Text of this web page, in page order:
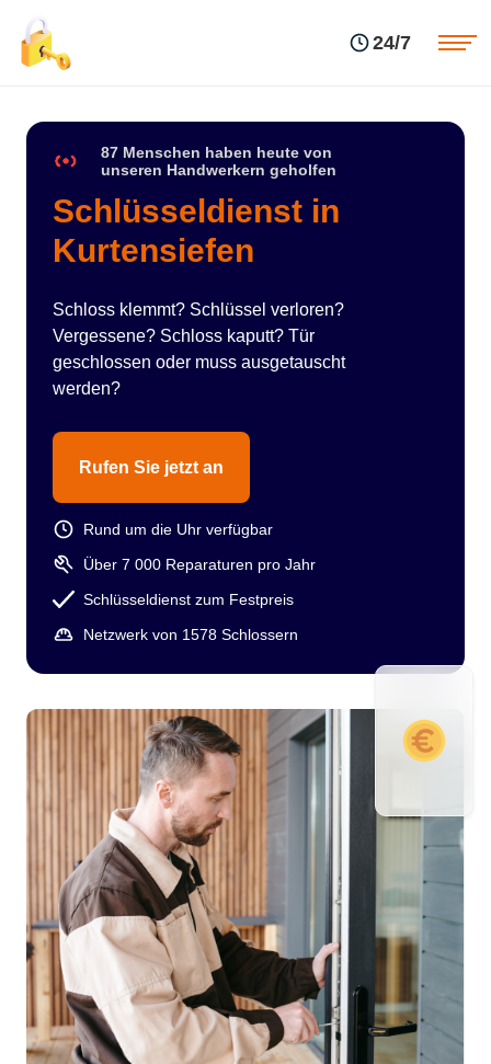
24/7
87 Menschen haben heute von
unseren Handwerkern geholfen
Schlüsseldienst in
Kurtensiefen
Schloss klemmt? Schlüssel verloren?
Vergessene? Schloss kaputt? Tür
geschlossen oder muss ausgetauscht
werden?
Rufen Sie jetzt an
Rund um die Uhr verfügbar
Über 7 000 Reparaturen pro Jahr
Schlüsseldienst zum Festpreis
Netzwerk von 1578 Schlossern